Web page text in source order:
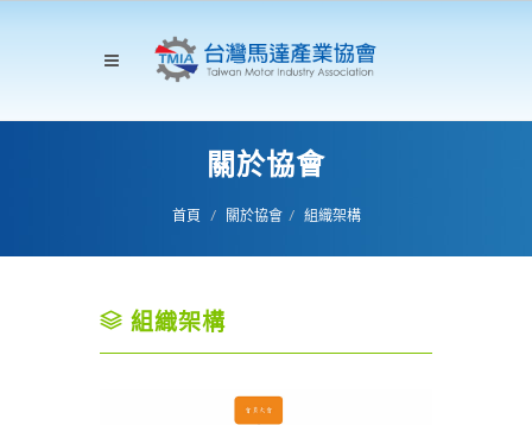
關於協會
首頁 關於協會 組織架構
組織架構